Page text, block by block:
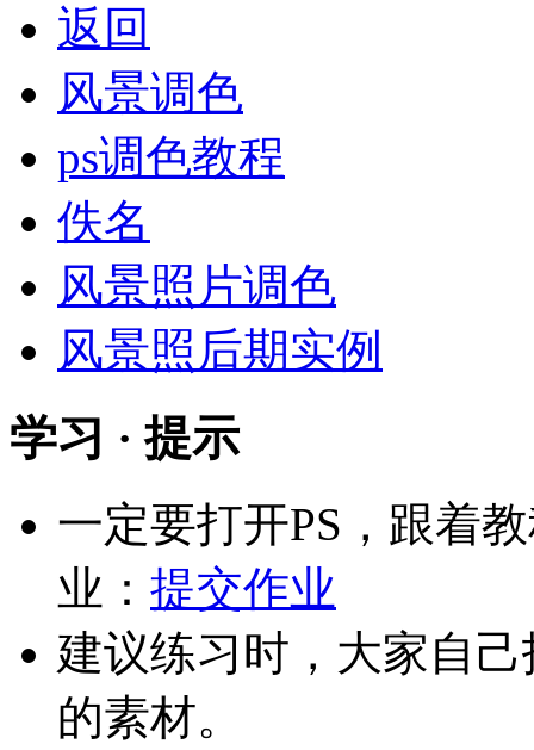
返回
风景调色
ps调色教程
佚名
风景照片调色
风景照后期实例
学习 · 提示
一定要打开PS，跟着
业： 提交作业
建议练习时，大家自
的素材。